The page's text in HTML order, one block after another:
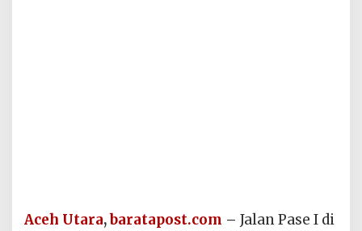
Aceh Utara,baratapost.com – Jalan Pase I di